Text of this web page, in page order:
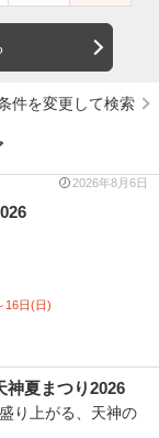
件を変更して検索
2026年8月6日
16日(日)
神夏まつり2026
り上がる、天神の